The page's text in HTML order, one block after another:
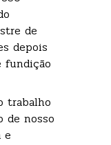
de
depois
fundição
trabalho
de nosso
e